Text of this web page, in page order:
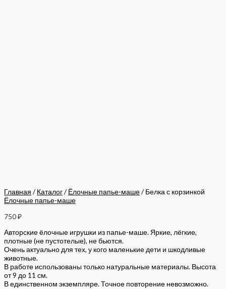
Главная / Каталог/ Ёлочные папье-маше/ Белка с корзинкой
Ёлочные папье-маше
750₽
Авторские ёлочные игрушки из папье-маше. Яркие, лёгкие,
плотные (не пустотелые), не бьются.
Очень актуально для тех, у кого маленькие дети и шкодливые
животные.
В работе использованы только натуральные материалы. Высота
от 9 до 11 см.
В единственном экземпляре. Точное повторение невозможно.